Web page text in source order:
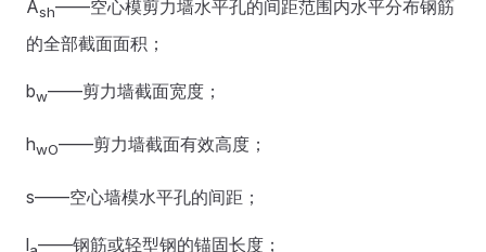
Ash——空心模剪力墙水平孔的间距范围内水平分布钢筋
的全部截面面积；
bw——剪力墙截面宽度；
hwO——剪力墙截面有效高度；
s——空心墙模水平孔的间距；
l ——钢筋或轻型钢的锚固长度；